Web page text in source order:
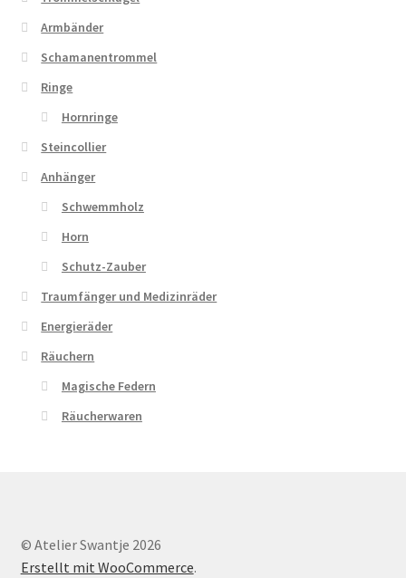
Armbänder
Schamanentrommel
Ringe
Hornringe
Steincollier
Anhänger
Schwemmholz
Horn
Schutz-Zauber
Traumfänger und Medizinräder
Energieräder
Räuchern
Magische Federn
Räucherwaren
© Atelier Swantje 2026
Erstellt mit WooCommerce.